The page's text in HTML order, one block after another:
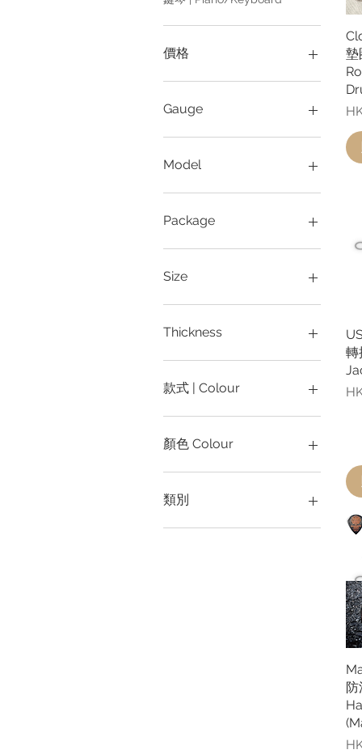
價格
Gauge
Blues - Hybrid (10-52)
BS10 (10-46)
BS9 (09-42)
Green - Extra Light (08-
JK10 - Extra Light (10-50)
JK11 - Light (11-52)
54)
JK13 - Medium (13-56)
Orange - Hybrid Lite (09-
46)
42)
PN10 (10-46)
PN9 (09-42)
Purples - Med Heavy (12-
Reds - Medium (11-48)
Model
2B
3A
5B
7A
Fuji
Hickory
Hickory - non slip (Yellow
Jacket)
Hickory - White
Jazz
Triangle
Package
1 Box (12 packs)
1 Pack
1 piece
10 pieces
36 Pieces
36 pieces
6 Pieces
6 pieces
Size
12oz.
2oz.
8oz.
Thickness
0.6mm
0.73mm
0.8mm
1.2mm
款式 | Colour
綠色 | Green
透明 | Clear
顏色 Colour
橙 Orange
白 White
藍 Blue
類別
袋 | Bags
墊
價
轉
價
防
價